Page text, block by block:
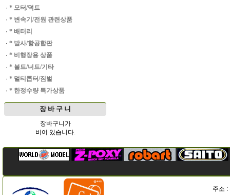
· * 모터/덕트
· * 변속기/전원 관련상품
· * 배터리
· * 발사/항공합판
· * 비행장용 상품
· * 볼트/너트/기타
· * 멀티콥터/짐벌
· * 한정수량 특가상품
장 바 구 니
장바구니가
비어 있습니다.
주소